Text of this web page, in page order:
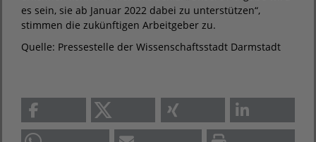
es sein, sie ab Januar 2022 dabei zu unterstützen“,
stimmen die zukünftigen Arbeitgeber zu.
Quelle: Pressestelle der Wissenschaftsstadt Darmstadt